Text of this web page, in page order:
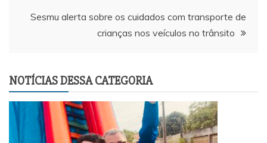
PostSesmu alerta sobre os cuidados com transporte de
crianças nos veículos no trânsito
NOTÍCIAS DESSA CATEGORIA